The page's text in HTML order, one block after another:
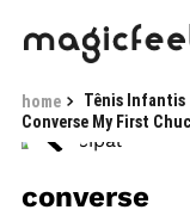
Tênis Infantis
Converse My First
converse